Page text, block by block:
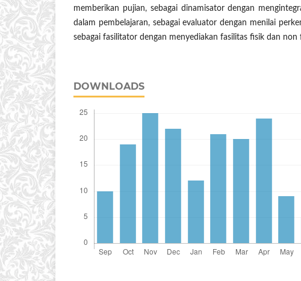
memberikan pujian, sebagai dinamisator dengan
dalam pembelajaran, sebagai evaluator dengan menilai
sebagai fasilitator dengan menyediakan fasilitas fisik dan non
DOWNLOADS